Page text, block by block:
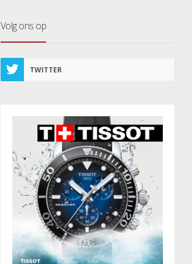
Volg ons op
TWITTER